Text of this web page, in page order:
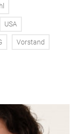
USA
Vorstand